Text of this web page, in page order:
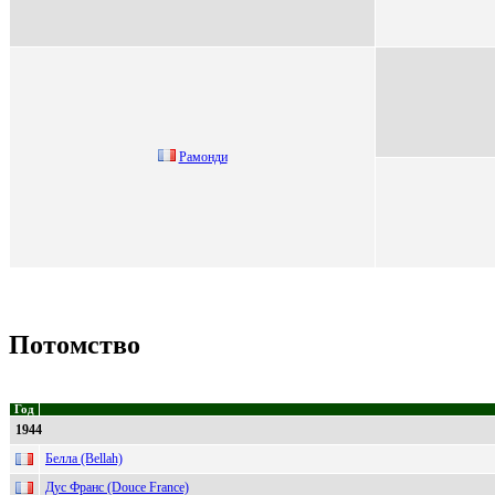
Рaмoнди
Потомство
Год
1944
Белла (Bellah)
Дус Франс (Douce France)